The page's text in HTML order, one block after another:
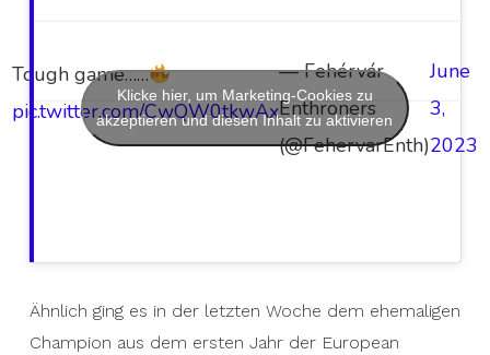
Tough game……
pic.twitter.com/CwQW0tkwAx
— Fehérvár
Enthroners
(@FehervarEnth)
June
3,
2023
Klicke hier, um Marketing-Cookies zu
akzeptieren und diesen Inhalt zu aktivieren
Ähnlich ging es in der letzten Woche dem ehemaligen
Champion aus dem ersten Jahr der European